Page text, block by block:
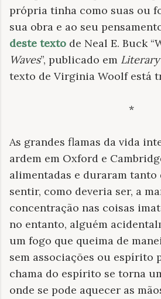
própria tinha como suas ou
sua obra e ao seu
deste texto de Neal E. Buck
Waves”, publicado em
texto de Virginia Woolf está
*
As grandes flamas da vida
ardem em Oxford e
alimentadas e duraram
sentir, como deveria ser, a
concentração nas coisas
no entanto, alguém
um fogo que queima de
sem associações ou espírito
chama do espírito se torna
onde se pode aquecer as